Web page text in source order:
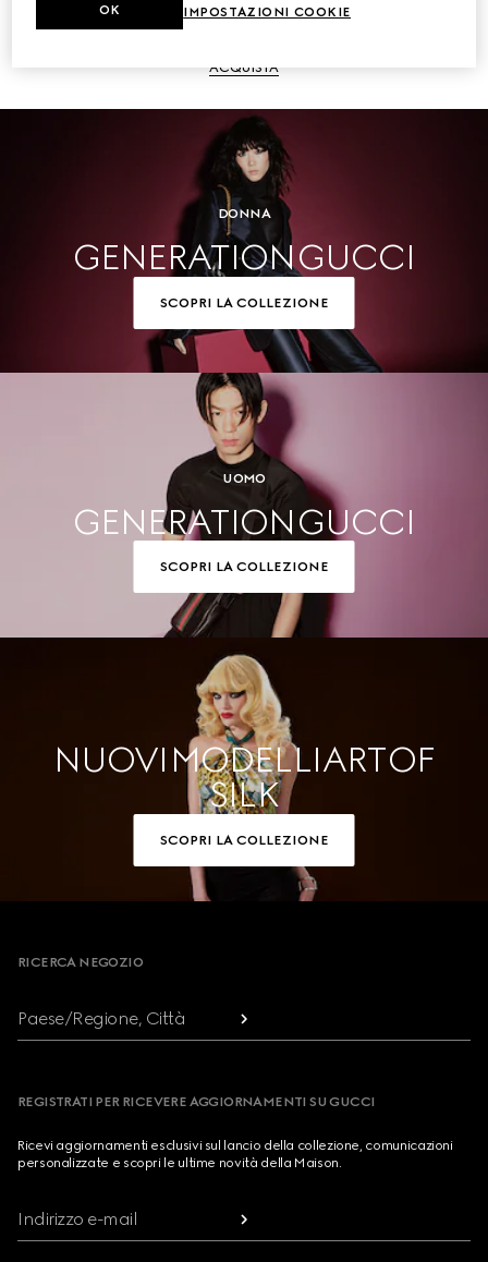
ACQUISTA
DONNA
GENERATION GUCCI
SCOPRI LA COLLEZIONE
UOMO
GENERATION GUCCI
SCOPRI LA COLLEZIONE
NUOVI MODELLI ART OF
SILK
SCOPRI LA COLLEZIONE
Footer
RICERCA NEGOZIO
Paese/Regione, Città
REGISTRATI PER RICEVERE AGGIORNAMENTI SU GUCCI
Ricevi aggiornamenti esclusivi sul lancio della collezione, comunicazioni
personalizzate e scopri le ultime novità della Maison.
Indirizzo e-mail
IMPOSTAZIONI COOKIE
OK